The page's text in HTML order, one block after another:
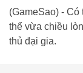
(GameSao) -
thể vừa chiều
thủ đại gia.